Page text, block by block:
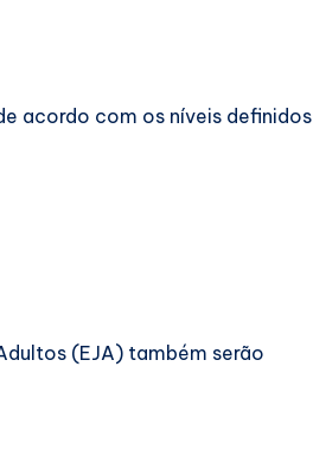
acordo com os níveis definidos
(EJA) também serão